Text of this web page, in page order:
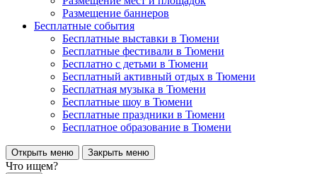
Размещение баннеров
Бесплатные события
Бесплатные выставки в Тюмени
Бесплатные фестивали в Тюмени
Бесплатно с детьми в Тюмени
Бесплатный активный отдых в Тюмени
Бесплатная музыка в Тюмени
Бесплатные шоу в Тюмени
Бесплатные праздники в Тюмени
Бесплатное образование в Тюмени
Открыть меню Закрыть меню
Что ищем?